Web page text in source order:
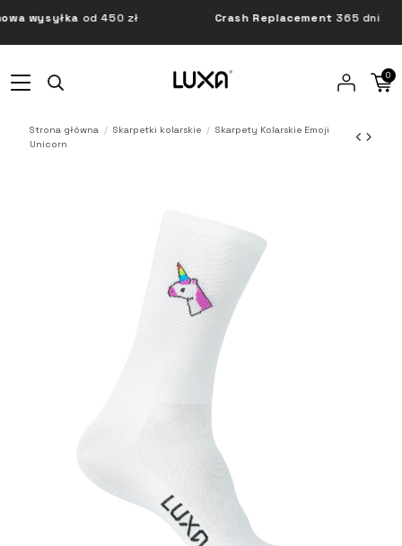
wysyłkaod 450 zł Crash Replacement365 dni
0
Strona główna Skarpetki kolarskie
Skarpety Kolarskie Emoji
Unicorn